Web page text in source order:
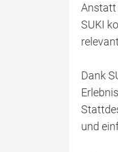
Anstatt
SUKI
Dank
und